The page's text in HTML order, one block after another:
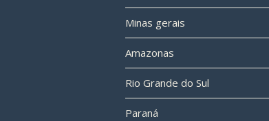
Minas gerais
Amazonas
Rio Grande do Sul
Paraná